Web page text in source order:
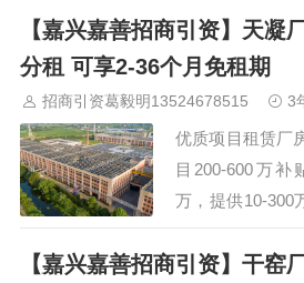
体项目一事一议
塘收费站（S12
钟、嘉善北收费
程。大量嘉善厂
【嘉兴嘉善招商引资】天凝
分租 可享2-36个月免租期
招商引资葛毅明13524678515 3
优质项目租赁厂
目200-600万补
万，提供10-300
集成电路项目设
体项目一事一议
【嘉兴嘉善招商引资】干窑